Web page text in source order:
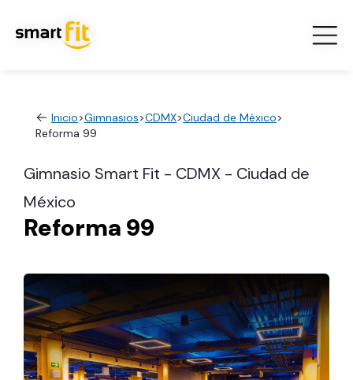
Inicio>Gimnasios>CDMX>Ciudad de México>
Reforma 99
Gimnasio Smart Fit - CDMX - Ciudad de
México
Reforma 99